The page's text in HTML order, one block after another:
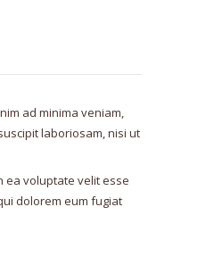
ad minima veniam,
laboriosam, nisi ut
ea voluptate velit esse
dolorem eum fugiat